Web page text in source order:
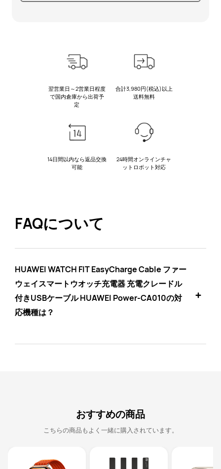
翌営業日～2営業日程度
で国内倉庫から出荷予
定
合計3,980円(税込)以上
送料無料
14日間以内なら返品交換
可能
24時間オンラインチャ
ットロボット対応
FAQについて
HUAWEI WATCH FIT EasyCharge Cable ファー
ウェイスマートウオッチ充電器 充電クレードル
付きUSBケーブル HUAWEI Power-CA010の対
応機種は？
おすすめの商品
こちらの商品もよく一緒に購入されています。